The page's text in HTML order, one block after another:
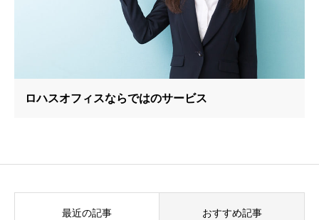
ロハスオフィスならではのサービス
最近の記事 おすすめ記事